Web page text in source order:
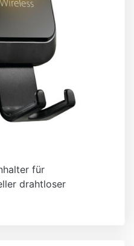
für
drahtloser